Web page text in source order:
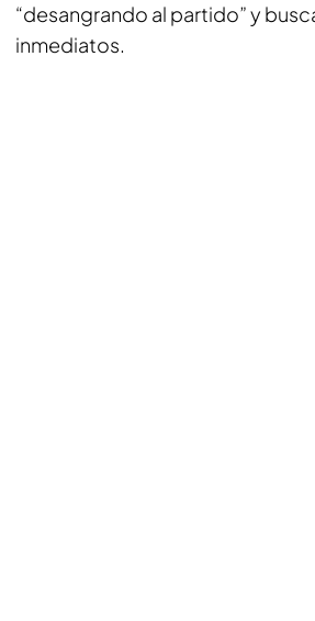
“desangrando al partido” y
inmediatos.